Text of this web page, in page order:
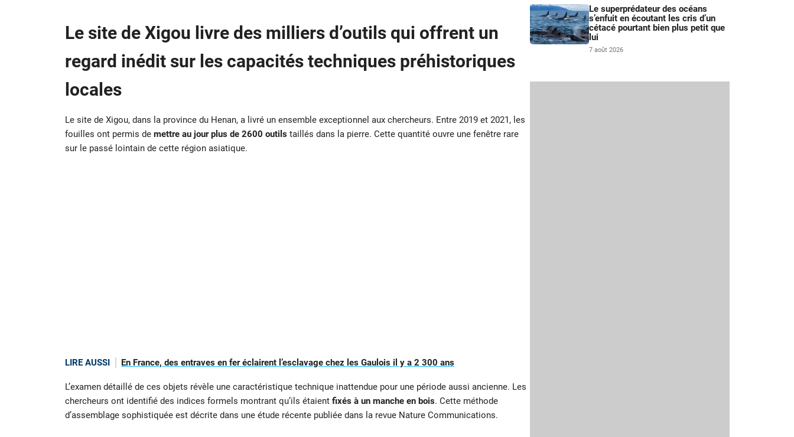
Le site de Xigou livre des milliers d’outils qui offrent un
regard inédit sur les capacités techniques préhistoriques
locales
Le site de Xigou, dans la province du Henan, a livré un ensemble exceptionnel aux chercheurs. Entre 2019 et 2021, les
fouilles ont permis de mettre au jour plus de 2600 outilstaillés dans la pierre. Cette quantité ouvre une fenêtre rare
sur le passé lointain de cette région asiatique.
LIRE AUSSI En France, des entraves en fer éclairent l’esclavage chez les Gaulois il y a 2 300 ans
L’examen détaillé de ces objets révèle une caractéristique technique inattendue pour une période aussi ancienne. Les
chercheurs ont identifié des indices formels montrant qu’ils étaient fixés à un manche en bois. Cette méthode
d’assemblage sophistiquée est décrite dans une étude récente publiée dans la revue Nature Communications.
Le superprédateur des océans
s’enfuit en écoutant les cris d’un
cétacé pourtant bien plus petit que
lui
7 août 2026